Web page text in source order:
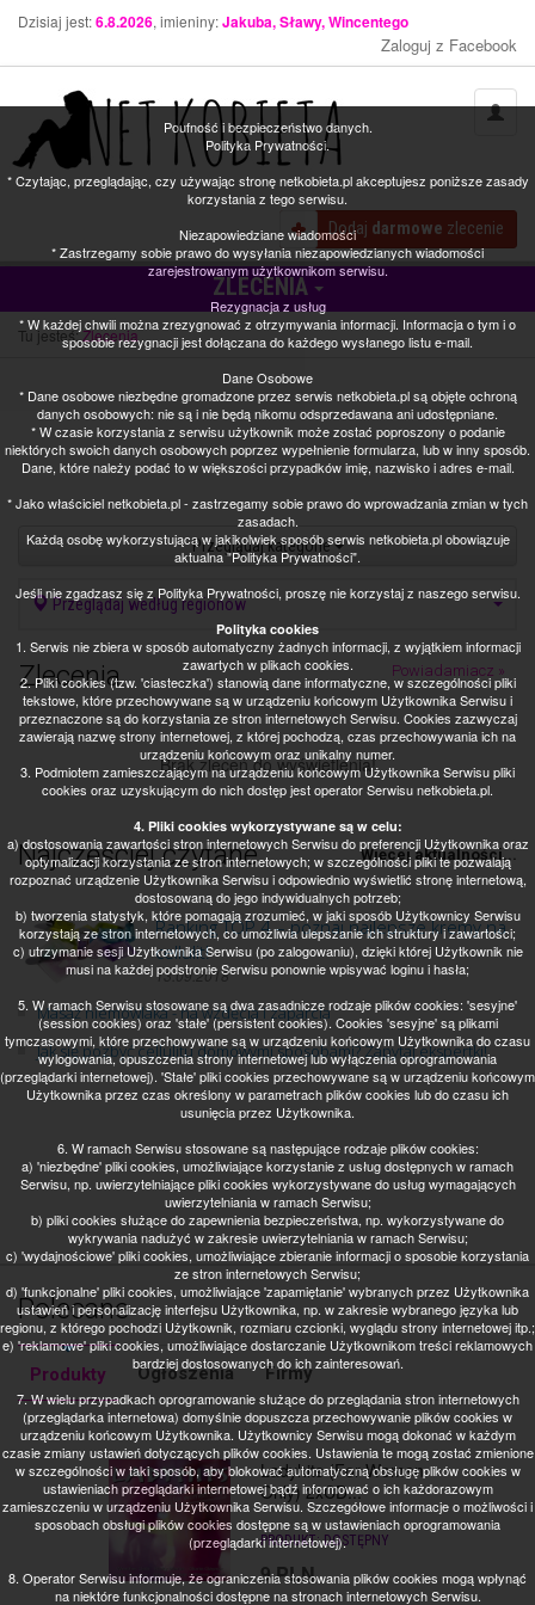
Dzisiaj jest:6.8.2026, imieniny:Jakuba, Sławy, Wincentego
Zaloguj z Facebook
Dodaj darmowe zlecenie
ZLECENIA
Tu jesteś: Zlecenia
Przeglądaj kategorie
Przeglądaj według regionów
Zlecenia Powiadamiacz »
Brak zleceń do wyświetlenia!
Najczęściej czytane Więcej aktualności...
Ranking TOP 4 – poznaj najlepsze kremy na
cellulit!
13.09.2018
Masaż niemowlaka - na wzdęcia i zaparcia
Jak się pozbyć cellulitu domowymi sposobami? Zapytaj ekspertki!
Polecane
Produkty Ogłoszenia Firmy
Ladyhits (For Women
Only) 2xCD...
PRODUKT: DOSTĘPNY
9PLN
Poufność i bezpieczeństwo danych.
Polityka Prywatności.
* Czytając, przeglądając, czy używając stronę netkobieta.pl akceptujesz poniższe zasady
korzystania z tego serwisu.
Niezapowiedziane wiadomości
* Zastrzegamy sobie prawo do wysyłania niezapowiedzianych wiadomości
zarejestrowanym użytkownikom serwisu.
Rezygnacja z usług
* W każdej chwili można zrezygnować z otrzymywania informacji. Informacja o tym i o
sposobie rezygnacji jest dołączana do każdego wysłanego listu e-mail.
Dane Osobowe
* Dane osobowe niezbędne gromadzone przez serwis netkobieta.pl są objęte ochroną
danych osobowych: nie są i nie będą nikomu odsprzedawana ani udostępniane.
* W czasie korzystania z serwisu użytkownik może zostać poproszony o podanie
niektórych swoich danych osobowych poprzez wypełnienie formularza, lub w inny sposób.
Dane, które należy podać to w większości przypadków imię, nazwisko i adres e-mail.
* Jako właściciel netkobieta.pl - zastrzegamy sobie prawo do wprowadzania zmian w tych
zasadach.
Każdą osobę wykorzystującą w jakikolwiek sposób serwis netkobieta.pl obowiązuje
aktualna "Polityka Prywatności".
Jeśli nie zgadzasz się z Polityka Prywatności, proszę nie korzystaj z naszego serwisu.
Polityka cookies
1. Serwis nie zbiera w sposób automatyczny żadnych informacji, z wyjątkiem informacji
zawartych w plikach cookies.
2. Pliki cookies (tzw. 'ciasteczka') stanowią dane informatyczne, w szczególności pliki
tekstowe, które przechowywane są w urządzeniu końcowym Użytkownika Serwisu i
przeznaczone są do korzystania ze stron internetowych Serwisu. Cookies zazwyczaj
zawierają nazwę strony internetowej, z której pochodzą, czas przechowywania ich na
urządzeniu końcowym oraz unikalny numer.
3. Podmiotem zamieszczającym na urządzeniu końcowym Użytkownika Serwisu pliki
cookies oraz uzyskującym do nich dostęp jest operator Serwisu netkobieta.pl.
4. Pliki cookies wykorzystywane są w celu:
a) dostosowania zawartości stron internetowych Serwisu do preferencji Użytkownika oraz
optymalizacji korzystania ze stron internetowych; w szczególności pliki te pozwalają
rozpoznać urządzenie Użytkownika Serwisu i odpowiednio wyświetlić stronę internetową,
dostosowaną do jego indywidualnych potrzeb;
b) tworzenia statystyk, które pomagają zrozumieć, w jaki sposób Użytkownicy Serwisu
korzystają ze stron internetowych, co umożliwia ulepszanie ich struktury i zawartości;
c) utrzymanie sesji Użytkownika Serwisu (po zalogowaniu), dzięki której Użytkownik nie
musi na każdej podstronie Serwisu ponownie wpisywać loginu i hasła;
5. W ramach Serwisu stosowane są dwa zasadnicze rodzaje plików cookies: 'sesyjne'
(session cookies) oraz 'stałe' (persistent cookies). Cookies 'sesyjne' są plikami
tymczasowymi, które przechowywane są w urządzeniu końcowym Użytkownika do czasu
wylogowania, opuszczenia strony internetowej lub wyłączenia oprogramowania
(przeglądarki internetowej). 'Stałe' pliki cookies przechowywane są w urządzeniu końcowym
Użytkownika przez czas określony w parametrach plików cookies lub do czasu ich
usunięcia przez Użytkownika.
6. W ramach Serwisu stosowane są następujące rodzaje plików cookies:
a) 'niezbędne' pliki cookies, umożliwiające korzystanie z usług dostępnych w ramach
Serwisu, np. uwierzytelniające pliki cookies wykorzystywane do usług wymagających
uwierzytelniania w ramach Serwisu;
b) pliki cookies służące do zapewnienia bezpieczeństwa, np. wykorzystywane do
wykrywania nadużyć w zakresie uwierzytelniania w ramach Serwisu;
c) 'wydajnościowe' pliki cookies, umożliwiające zbieranie informacji o sposobie korzystania
ze stron internetowych Serwisu;
d) 'funkcjonalne' pliki cookies, umożliwiające 'zapamiętanie' wybranych przez Użytkownika
ustawień i personalizację interfejsu Użytkownika, np. w zakresie wybranego języka lub
regionu, z którego pochodzi Użytkownik, rozmiaru czcionki, wyglądu strony internetowej itp.;
e) 'reklamowe' pliki cookies, umożliwiające dostarczanie Użytkownikom treści reklamowych
bardziej dostosowanych do ich zainteresowań.
7. W wielu przypadkach oprogramowanie służące do przeglądania stron internetowych
(przeglądarka internetowa) domyślnie dopuszcza przechowywanie plików cookies w
urządzeniu końcowym Użytkownika. Użytkownicy Serwisu mogą dokonać w każdym
czasie zmiany ustawień dotyczących plików cookies. Ustawienia te mogą zostać zmienione
w szczególności w taki sposób, aby blokować automatyczną obsługę plików cookies w
ustawieniach przeglądarki internetowej bądź informować o ich każdorazowym
zamieszczeniu w urządzeniu Użytkownika Serwisu. Szczegółowe informacje o możliwości i
sposobach obsługi plików cookies dostępne są w ustawieniach oprogramowania
(przeglądarki internetowej).
8. Operator Serwisu informuje, że ograniczenia stosowania plików cookies mogą wpłynąć
na niektóre funkcjonalności dostępne na stronach internetowych Serwisu.